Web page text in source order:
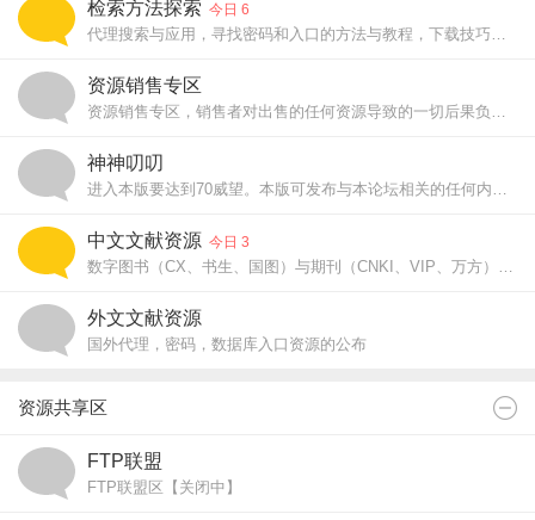
检索方法探索 今日 6
代理搜索与应用，寻找密码和入口的方法与教程，下载技巧探索
资源销售专区
资源销售专区，销售者对出售的任何资源导致的一切后果负责。
神神叨叨
进入本版要达到70威望。本版可发布与本论坛相关的任何内容，也可以销售，但内容应该是有点神秘性的和不愿意大规模公开的。最高发帖威望限制为300.
中文文献资源 今日 3
数字图书（CX、书生、国图）与期刊（CNKI、VIP、万方）的入口密码，代理资源公布区
外文文献资源
国外代理，密码，数据库入口资源的公布
资源共享区
FTP联盟
FTP联盟区【关闭中】